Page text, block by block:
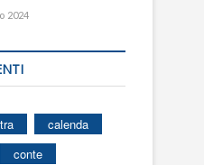
2024
calenda
conte